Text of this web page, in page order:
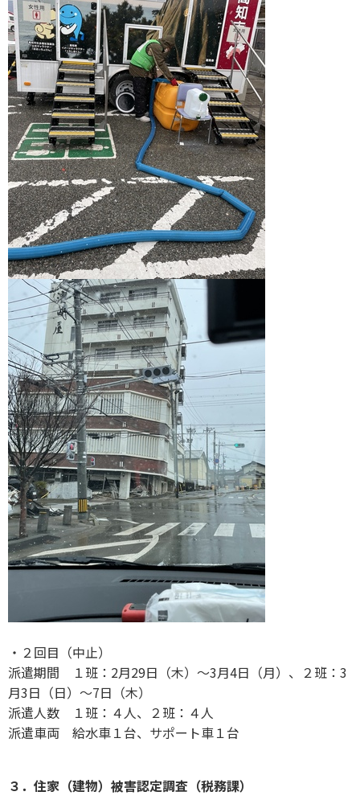
・２回目（中止）
派遣期間 １班：2月29日（木）〜3月4日（月）、２班：3
月3日（日）〜7日（木）
派遣人数 １班：４人、２班：４人
派遣車両 給水車１台、サポート車１台
３．住家（建物）被害認定調査（税務課）